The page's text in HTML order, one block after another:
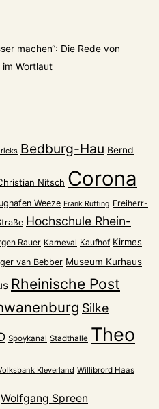
machen“: Die Rede von
im Wortlaut
Bedburg-Hau Bernd
Nitsch Corona
Weeze Frank Ruffing Freiherr-
Hochschule Rhein-
Rauer Karneval Kaufhof Kirmes
van Bebber Museum Kurhaus
Rheinische Post
Silke
Spoykanal Stadthalle Theo
Kleverland Willibrord Haas
Wolfgang Spreen